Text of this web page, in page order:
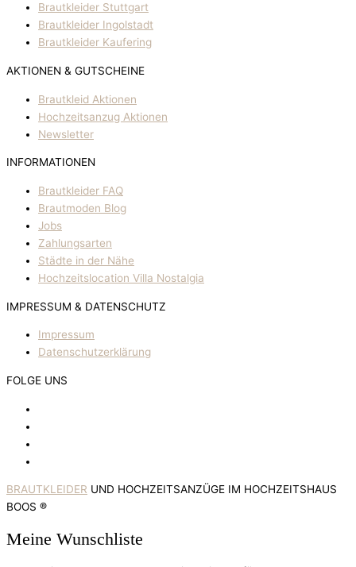
Brautkleider Stuttgart
Brautkleider Ingolstadt
Brautkleider Kaufering
AKTIONEN & GUTSCHEINE
Brautkleid Aktionen
Hochzeitsanzug Aktionen
Newsletter
INFORMATIONEN
Brautkleider FAQ
Brautmoden Blog
Jobs
Zahlungsarten
Städte in der Nähe
Hochzeitslocation Villa Nostalgia
IMPRESSUM & DATENSCHUTZ
Impressum
Datenschutzerklärung
FOLGE UNS
BRAUTKLEIDER UND HOCHZEITSANZÜGE IM HOCHZEITSHAUS
BOOS ®
Meine Wunschliste